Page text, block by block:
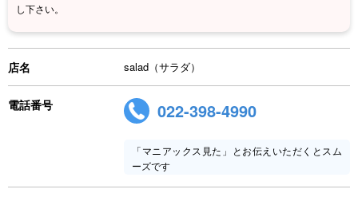
し下さい。
店名 salad（サラダ）
電話番号 022-398-4990
「マニアックス見た」とお伝えいただくとスム
ーズです